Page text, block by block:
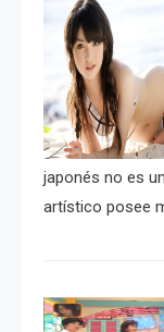
japonés no es
artístico posee